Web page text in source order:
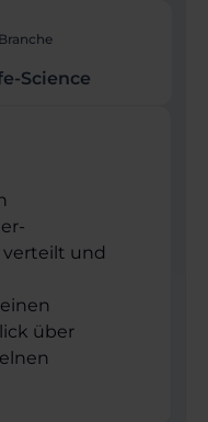
Branche
Science
und
über